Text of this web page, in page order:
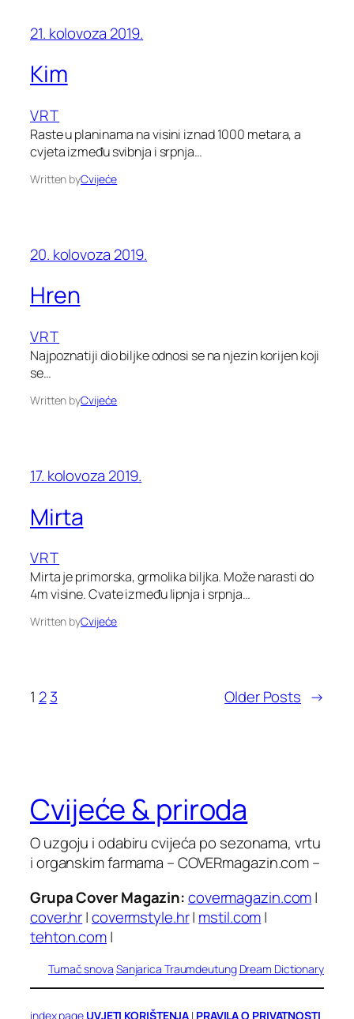
21. kolovoza 2019.
Kim
VRT
Raste u planinama na visini iznad 1000 metara, a
cvjeta između svibnja i srpnja…
Written byCvijeće
20. kolovoza 2019.
Hren
VRT
Najpoznatiji dio biljke odnosi se na njezin korijen koji
se…
Written byCvijeće
17. kolovoza 2019.
Mirta
VRT
Mirta je primorska, grmolika biljka. Može narasti do
4m visine. Cvate između lipnja i srpnja…
Written byCvijeće
1 2 3 Older Posts →
Cvijeće & priroda
O uzgoju i odabiru cvijeća po sezonama, vrtu
i organskim farmama – COVERmagazin.com –
Grupa Cover Magazin:covermagazin.com|
cover.hr|covermstyle.hr| mstil.com|
tehton.com|
Tumač snova Sanjarica Traumdeutung Dream Dictionary
index page UVJETI KORIŠTENJA | PRAVILA O PRIVATNOSTI